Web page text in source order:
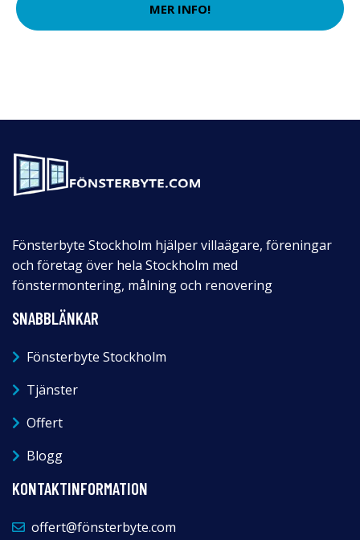
MER INFO!
Fönsterbyte Stockholm hjälper villaägare, föreningar
och företag över hela Stockholm med
fönstermontering, målning och renovering
SNABBLÄNKAR
Fönsterbyte Stockholm
Tjänster
Offert
Blogg
KONTAKTINFORMATION
offert@fönsterbyte.com